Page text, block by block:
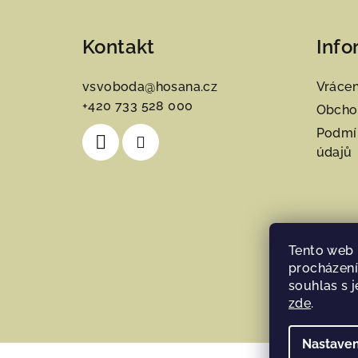
Tento
souhlas s
zde.
Kontakt
vsvoboda@hosana.cz
+420 733 528 000
údajů